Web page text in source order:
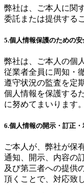
弊社は、ご本人に関
委託または提供する
5.個人情報保護のための
弊社は、ご本人の個
従業者全員に周知・
遵守状況の監査を定
個人情報を保護する
に努めてまいります。
6.個人情報の開示・訂正
ご本人が、弊社が保
通知、開示、内容の
及び第三者への提供
頂くことで、対応致